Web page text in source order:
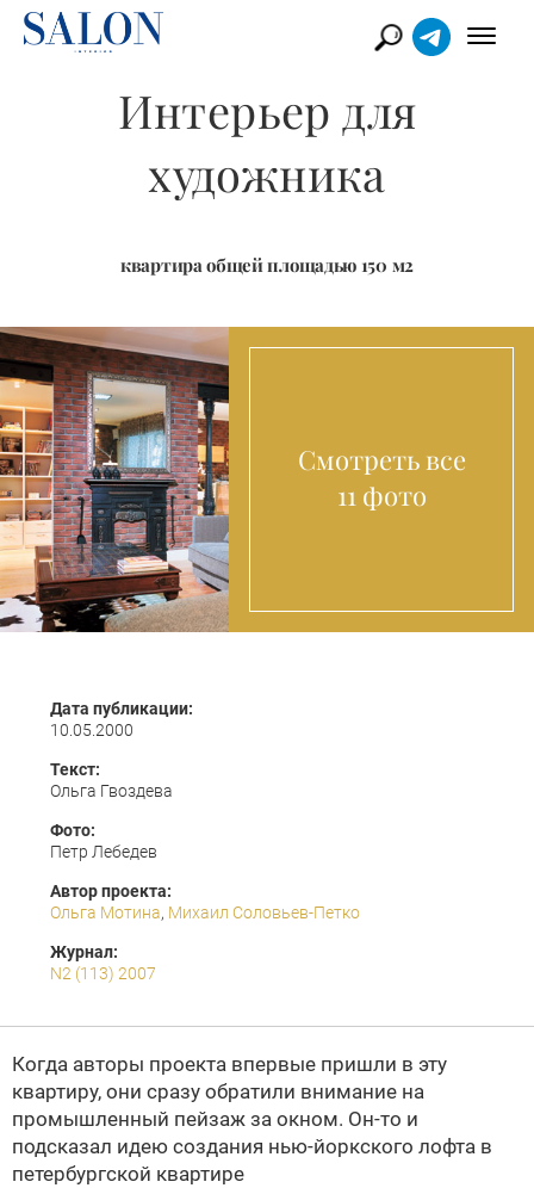
Интерьер для
художника
квартира общей площадью 150 м2
Смотреть все
11 фото
Дата публикации:
10.05.2000
Текст:
Ольга Гвоздева
Фото:
Петр Лебедев
Автор проекта:
Ольга Мотина, Михаил Соловьев-Петко
Журнал:
N2 (113) 2007
Когда авторы проекта впервые пришли в эту
квартиру, они сразу обратили внимание на
промышленный пейзаж за окном. Он-то и
подсказал идею создания нью-йоркского лофта в
петербургской квартире